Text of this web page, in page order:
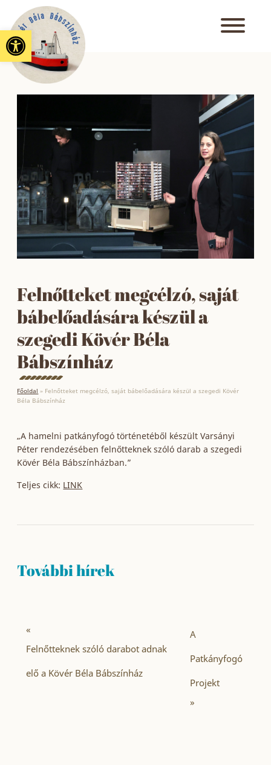
Eszköztár megnyitása
Felnőtteket megcélzó, saját
bábelőadására készül a
szegedi Kövér Béla
Bábszínház
Főoldal » Felnőtteket megcélzó, saját bábelőadására készül a szegedi Kövér
Béla Bábszínház
„A hamelni patkányfogó történetéből készült Varsányi
Péter rendezésében felnőtteknek szóló darab a szegedi
Kövér Béla Bábszínházban.”
Teljes cikk: LINK
További hírek
«
Felnőtteknek szóló darabot adnak
elő a Kövér Béla Bábszínház
A
Patkányfogó
Projekt
»